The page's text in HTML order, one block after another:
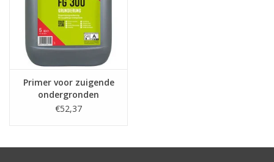
Primer voor zuigende
ondergronden
€52,37